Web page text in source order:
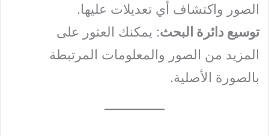
الصور واكتشاف أي تعديلات عليها.
توسيع دائرة البحث: يمكنك العثور على
المزيد من الصور والمعلومات المرتبطة
بالصورة الأصلية.